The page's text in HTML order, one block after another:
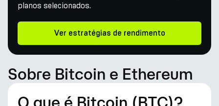
planos selecionados.
Ver estratégias de rendimento
Sobre Bitcoin e Ethereum
O que é Bitcoin (BTC)?